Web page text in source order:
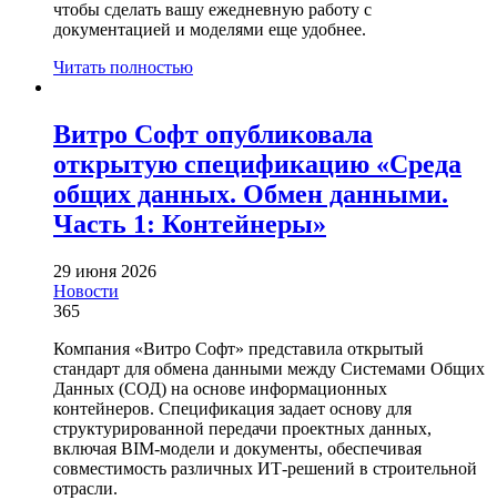
чтобы сделать вашу ежедневную работу с
документацией и моделями еще удобнее.
Читать полностью
Витро Софт опубликовала
открытую спецификацию «Среда
общих данных. Обмен данными.
Часть 1: Контейнеры»
29 июня 2026
Новости
365
Компания «Витро Софт» представила открытый
стандарт для обмена данными между Системами Общих
Данных (СОД) на основе информационных
контейнеров. Спецификация задает основу для
структурированной передачи проектных данных,
включая BIM-модели и документы, обеспечивая
совместимость различных ИТ-решений в строительной
отрасли.